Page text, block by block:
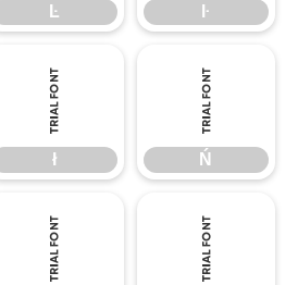
Ŀ ŀ
ł
ł
Ń
Ń
Ņ ņ